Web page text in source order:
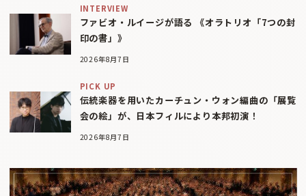
INTERVIEW
ファビオ・ルイージが語る 《オラトリオ「7つの封
印の書」》
2026年8月7日
PICK UP
伝統楽器を用いたカーチュン・ウォン編曲の「展覧
会の絵」が、日本フィルにより本邦初演！
2026年8月7日